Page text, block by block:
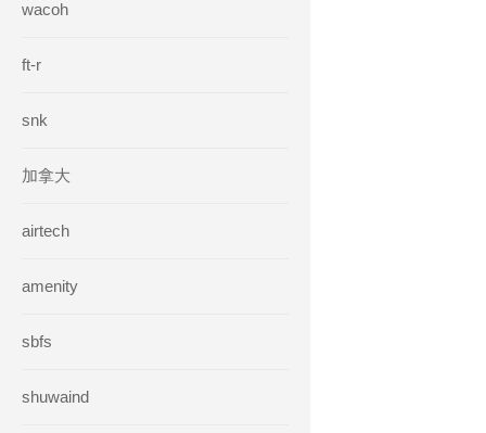
wacoh
ft-r
snk
加拿大
airtech
amenity
sbfs
shuwaind